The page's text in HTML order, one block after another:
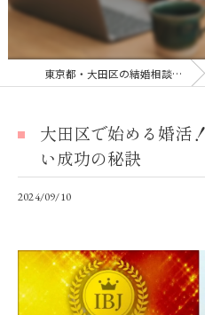
東京都・大田区の結婚相談所｜再婚・20代30代の婚活なら「BUDDY BRIDAL 東京」
大田区で始める婚活
い成功の秘訣
2024/09/10